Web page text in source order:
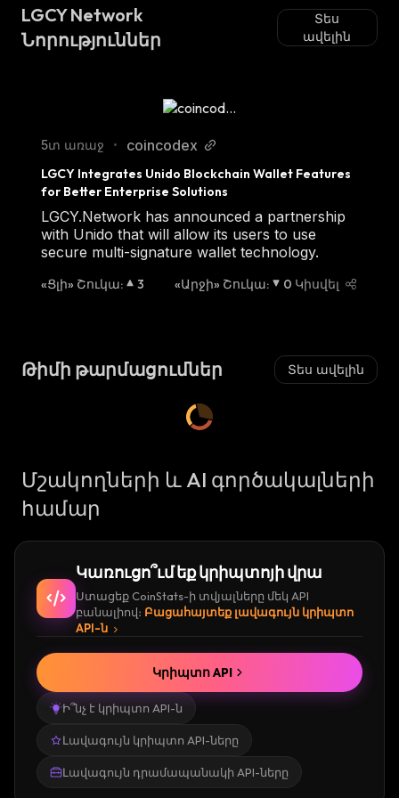
have chosen this platform as their go-to
source for generating passive income.
LGCY Network
Նորություններ
Տես
ավելին
5տ առաջ • coincodex
LGCY Integrates Unido Blockchain Wallet Features
for Better Enterprise Solutions
LGCY.Network has announced a partnership
with Unido that will allow its users to use
secure multi-signature wallet technology.
«Ցլի» Շուկա: 3 «Արջի» Շուկա: 0 Կիսվել
Թիմի թարմացումներ Տես ավելին
Մշակողների և AI գործակալների
համար
Կառուցո՞ւմ եք կրիպտոյի վրա
Ստացեք CoinStats-ի տվյալները մեկ API
բանալիով։ Բացահայտեք լավագույն կրիպտո
API-ն
Ի՞նչ է կրիպտո API-ն
Լավագույն կրիպտո API-ները
Լավագույն դրամապանակի API-ները
Կրիպտո API